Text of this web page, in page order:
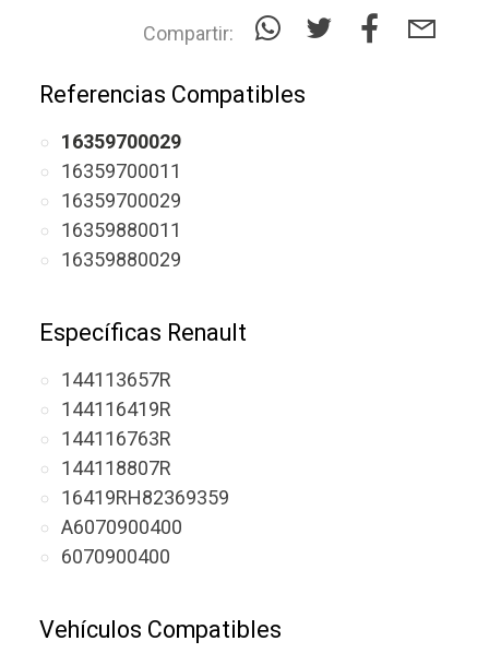
Compartir:
Referencias Compatibles
16359700029
16359700011
16359700029
16359880011
16359880029
Específicas Renault
144113657R
144116419R
144116763R
144118807R
16419RH82369359
A6070900400
6070900400
Vehículos Compatibles